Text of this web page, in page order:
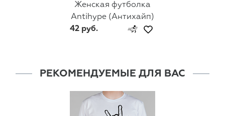
Женская футболка
Antihype (Антихайп)
42 руб.
РЕКОМЕНДУЕМЫЕ ДЛЯ ВАС